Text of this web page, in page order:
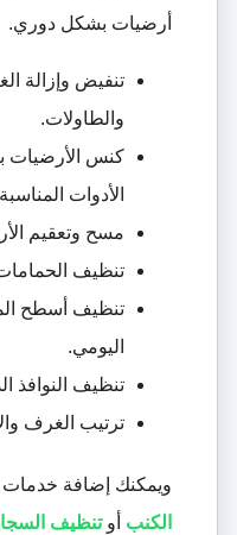
أرضيات بشكل دوري.
تنفيض وإزالة
والطاولات.
كنس الأرضيات
الأدوات
مسح وتعقيم
تنظيف
تنظيف أسطح
اليومي.
تنظيف النوافذ
ترتيب الغرف
ويمكنك إضافة
الكنب أوتنظيف